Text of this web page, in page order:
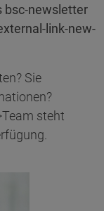
bsc-newsletter
link-new-
Sie
steht